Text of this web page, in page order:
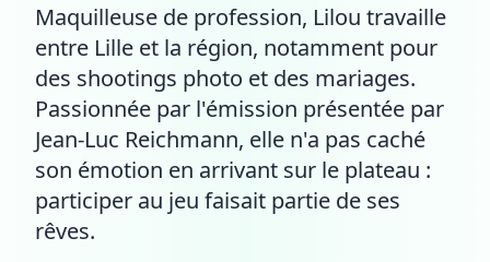
Maquilleuse de profession, Lilou travaille
entre Lille et la région, notamment pour
des shootings photo et des mariages.
Passionnée par l'émission présentée par
Jean-Luc Reichmann, elle n'a pas caché
son émotion en arrivant sur le plateau :
participer au jeu faisait partie de ses
rêves.